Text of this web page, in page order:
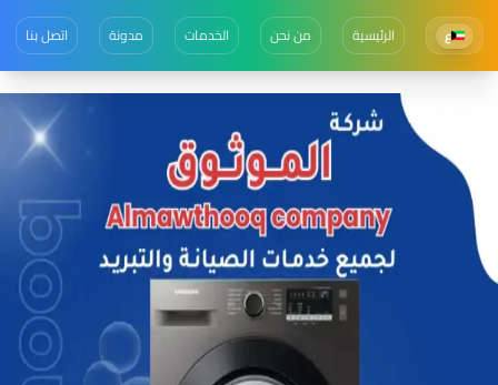
ع الرئيسية من نحن الخدمات مدونة اتصل بنا